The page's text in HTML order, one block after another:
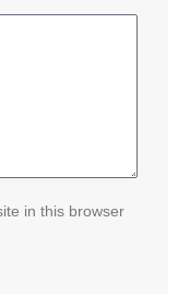
in this browser